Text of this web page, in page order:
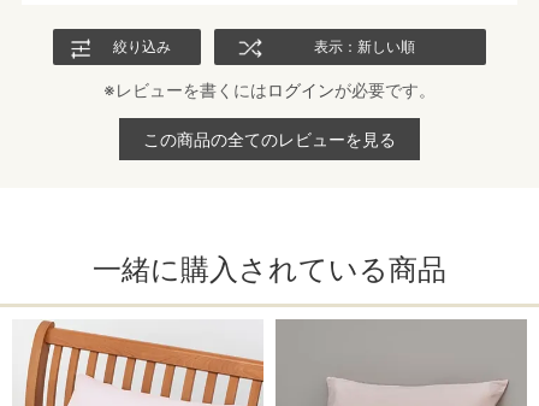
絞り込み 表示：新しい順
※レビューを書くにはログインが必要です。
この商品の全てのレビューを見る
一緒に購入されている商品